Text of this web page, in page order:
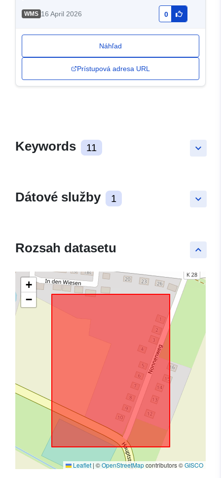
WMS 16 April 2026 0
Náhľad
Prístupová adresa URL
keyboard_arrow_down
Keywords 11
keyboard_arrow_down
Dátové služby 1
keyboard_arrow_up
Rozsah datasetu
+
−
Leaflet | ©OpenStreetMapcontributors ©GISCO